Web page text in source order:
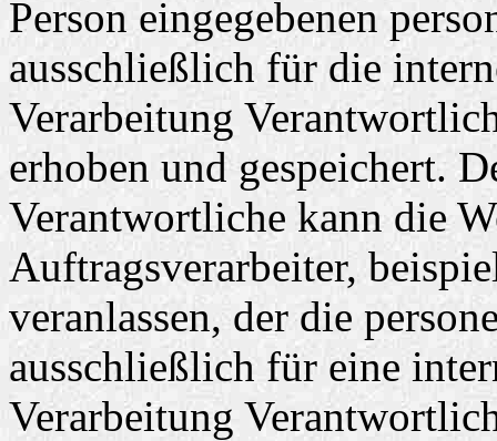
Person eingegebenen
ausschließlich für die
Verarbeitung
erhoben und gespeichert.
Verantwortliche kann die
Auftragsverarbeiter,
veranlassen, der die
ausschließlich für eine
Verarbeitung